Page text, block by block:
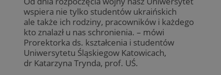
wspiera nie tylko studentów ukraińskich
ale także ich rodziny, pracowników i każdego
kto znalazł u nas schronienia. – mówi
Prorektorka ds. kształcenia i studentów
Uniwersytetu Śląskiegow Katowicach,
dr Katarzyna Trynda, prof. UŚ.